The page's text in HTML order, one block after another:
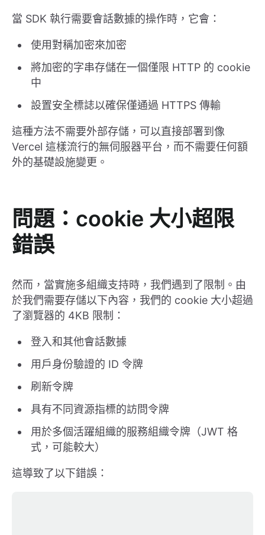
當 SDK 執行需要會話數據的操作時，它會：
使用對稱加密來加密
將加密的字串存儲在一個僅限 HTTP 的 cookie
中
設置安全標誌以確保僅通過 HTTPS 傳輸
這種方法不需要外部存儲，可以直接部署到像
Vercel 這樣流行的無伺服器平台，而不需要任何額
外的基礎設施變更。
問題：cookie 大小超限
錯誤
然而，當實施多組織支持時，我們遇到了限制。由
於我們需要存儲以下內容，我們的 cookie 大小超過
了瀏覽器的 4KB 限制：
登入和其他會話數據
用戶身份驗證的 ID 令牌
刷新令牌
具有不同資源指標的訪問令牌
用於多個活躍組織的服務組織令牌（JWT 格
式，可能較大）
這導致了以下錯誤：